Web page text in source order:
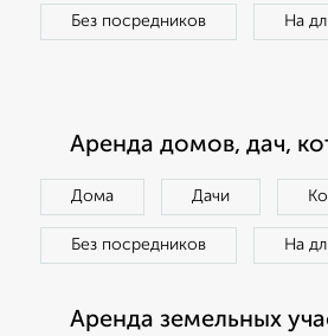
Без посредников На
Аренда домов, дач,
Дома Дачи
Без посредников На
Аренда земельных